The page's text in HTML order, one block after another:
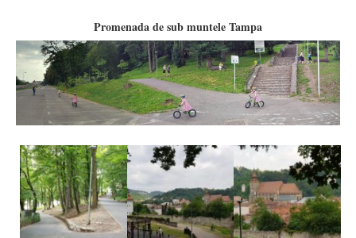
Promenada de sub muntele Tampa